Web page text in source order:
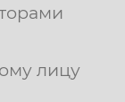
лицу